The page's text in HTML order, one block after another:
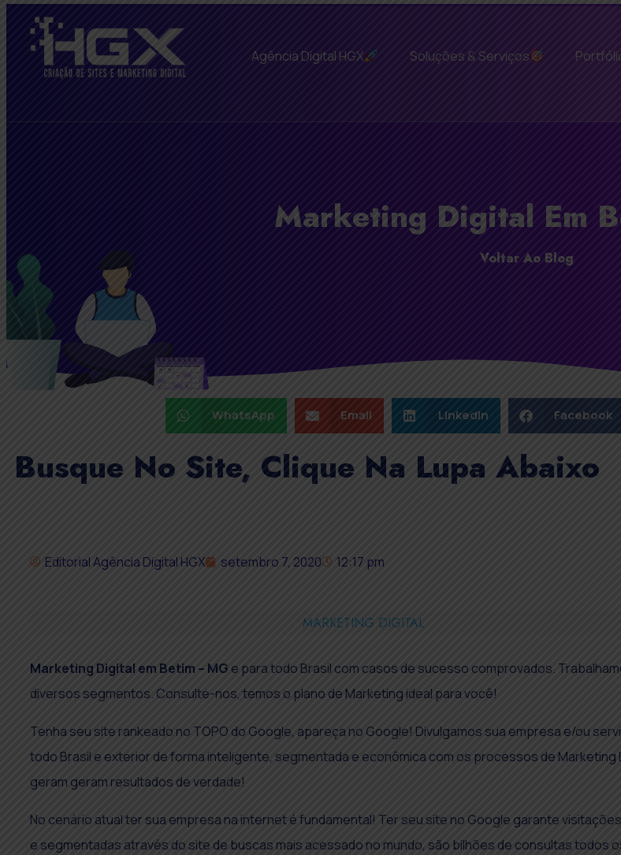
Agência Digital HGX Soluções & Serviços
Marketing Digital Em
Voltar Ao Blog
WhatsApp Email LinkedIn Facebook
Busque No Site, Clique Na Lupa Abaixo
Editorial Agência Digital HGX setembro 7, 2020 12:17 pm
MARKETING DIGITAL
Marketing Digital em Betim – MG e para todo Brasil com casos de sucesso comprovados.
diversos segmentos. Consulte-nos, temos o plano de Marketing ideal para você!
Tenha seu site rankeado no TOPO do Google, apareça no Google! Divulgamos sua empresa e/ou
todo Brasil e exterior de forma inteligente, segmentada e econômica com os processos de Marketing
geram geram resultados de verdade!
No cenário atual ter sua empresa na internet é fundamental! Ter seu site no Google garante
e segmentadas através do site de buscas mais acessado no mundo, são bilhões de consultas todos